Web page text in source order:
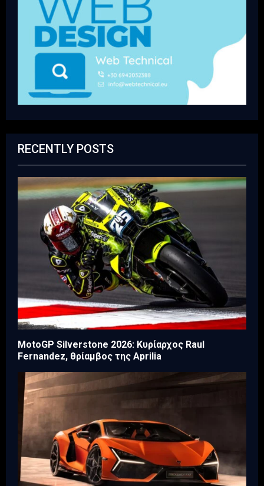
RECENTLY POSTS
MotoGP Silverstone 2026: Κυρίαρχος Raul
Fernandez, θρίαμβος της Aprilia